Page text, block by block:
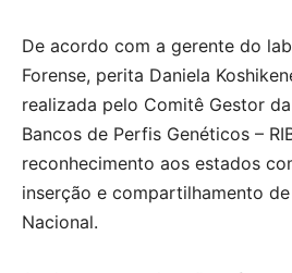
De acordo com a gerente do
Forense, perita Daniela
realizada pelo Comitê Gestor
Bancos de Perfis Genéticos –
reconhecimento aos estados
inserção e compartilhamento
Nacional.